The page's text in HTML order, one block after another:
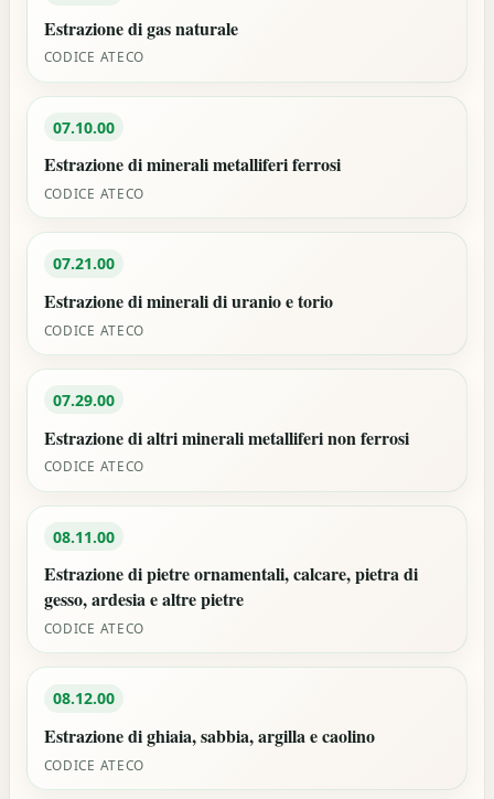
Estrazione di gas naturale
CODICE ATECO
07.10.00
Estrazione di minerali metalliferi ferrosi
CODICE ATECO
07.21.00
Estrazione di minerali di uranio e torio
CODICE ATECO
07.29.00
Estrazione di altri minerali metalliferi non ferrosi
CODICE ATECO
08.11.00
Estrazione di pietre ornamentali, calcare, pietra di
gesso, ardesia e altre pietre
CODICE ATECO
08.12.00
Estrazione di ghiaia, sabbia, argilla e caolino
CODICE ATECO